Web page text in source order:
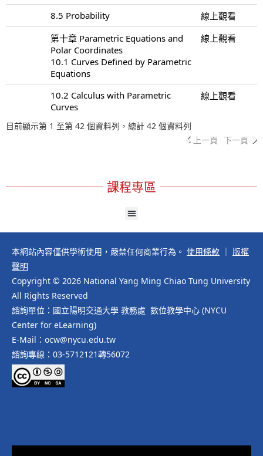
8.5 Probability
線上觀看
第十章 Parametric Equations and
Polar Coordinates
10.1 Curves Defined by Parametric
Equations
線上觀看
10.2 Calculus with Parametric
Curves
線上觀看
目前顯示第 1 至第 42 個資料列，總計 42 個資料列
上一頁 下一頁
課程專區
本網站內容僅供學術使用，嚴禁任何商業行為。 使用條款
版權
聲明
Copyright © 2026 National Yang Ming Chiao Tung University
All Rights Reserved
諮詢單位：國立陽明交通大學 教務處 數位教學中心 (NYCU
Center for eLearning)
E-Mail：ocw@nycu.edu.tw
諮詢專線：03-5712121轉56072